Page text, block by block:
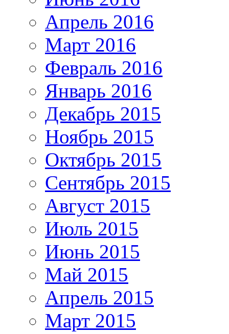
Апрель 2016
Март 2016
Февраль 2016
Январь 2016
Декабрь 2015
Ноябрь 2015
Октябрь 2015
Сентябрь 2015
Август 2015
Июль 2015
Июнь 2015
Май 2015
Апрель 2015
Март 2015